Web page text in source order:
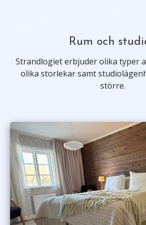
Rum och
Strandlogiet erbjuder olika typer
olika storlekar samt
större.